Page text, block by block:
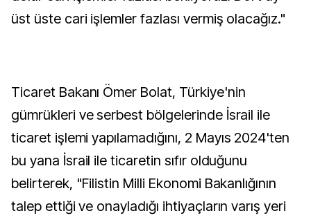
üst üste cari işlemler fazlası vermiş olacağız."
Ticaret Bakanı Ömer Bolat, Türkiye'nin
gümrükleri ve serbest bölgelerinde İsrail ile
ticaret işlemi yapılamadığını, 2 Mayıs 2024'ten
bu yana İsrail ile ticaretin sıfır olduğunu
belirterek, "Filistin Milli Ekonomi Bakanlığının
talep ettiği ve onayladığı ihtiyaçların varış yeri